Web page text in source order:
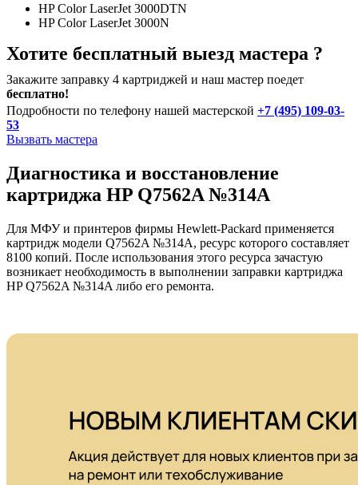
HP Color LaserJet 3000DTN
HP Color LaserJet 3000N
Хотите бесплатный выезд мастера ?
Закажите заправку 4 картриджей и наш мастер поедет
бесплатно!
Подробности по телефону нашей мастерской +7 (495) 109-03-
53
Вызвать мастера
Диагностика и восстановление
картриджа HP Q7562A №314A
Для МФУ и принтеров фирмы Hewlett-Packard применяется
картридж модели Q7562A №314A, ресурс которого составляет
8100 копий. После использования этого ресурса зачастую
возникает необходимость в выполнении заправки картриджа
HP Q7562A №314A либо его ремонта.